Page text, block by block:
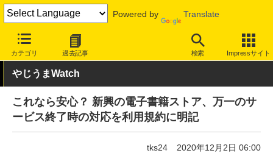
Powered by Translate
カテゴリ 過去記事 検索 Impressサイト
INTERNET Watch トピック
やじうまWatch
これなら安心？ 新興の電子書籍ストア、万一のサ
ービス終了時の対応を利用規約に明記
tks24 2020年12月2日 06:00